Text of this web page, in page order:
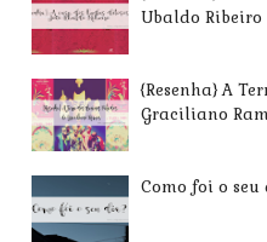
Ubaldo Ribeiro
{Resenha} A
Graciliano
Como foi o seu